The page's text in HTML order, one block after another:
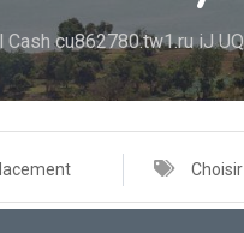
Cash cu862780.tw1.ru iJ